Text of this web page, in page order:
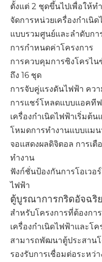
ตั้งแต่ 2 ชุดขึ้นไปเพื่อให้
จัดการหน่วยเครื่องกำเนิ
แบบรวมศูนย์และลำดับก
การกำหนดค่าโครงการ
การควบคุมการซิงโครไน
ถึง 16 ชุด
การจับคู่แรงดันไฟฟ้า คว
การแชร์โหลดแบบแอคที
เครื่องกำเนิดไฟฟ้าเริ่มต้
โหมดการทำงานแบบแม
จอแสดงผลดิจิตอล การเ
ทำงาน
ฟังก์ชั่นป้องกันการโอเวอ
ไฟฟ้า
ตู้บูรณาการกริดอัจฉริ
สำหรับโครงการที่ต้องกา
เครื่องกำเนิดไฟฟ้าและโ
สามารถพัฒนาตู้ประสาน
รองรับการเชื่อมต่อระหว่